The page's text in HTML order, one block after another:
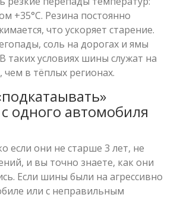
+35°C. Резина постоянно
что ускоряет старение.
соль на дорогах и ямы
таких условиях шины служат на
в тёплых регионах.
с одного автомобиля
если они не старше 3 лет, не
и вы точно знаете, как они
Если шины были на агрессивно
или с неправильным